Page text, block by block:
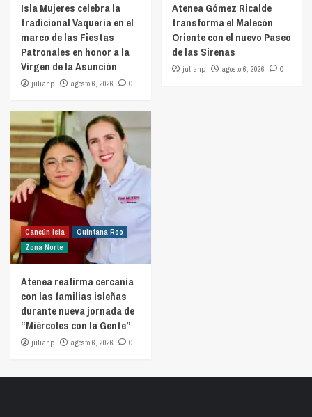
Isla Mujeres celebra la
tradicional Vaquería en el
marco de las Fiestas
Patronales en honor a la
Virgen de la Asunción
julianp agosto 6, 2026 0
Atenea Gómez Ricalde
transforma el Malecón
Oriente con el nuevo Paseo
de las Sirenas
julianp agosto 6, 2026 0
Cancún isla
Quintana Roo
Zona Norte
Atenea reafirma cercanía
con las familias isleñas
durante nueva jornada de
“Miércoles con la Gente”
julianp agosto 6, 2026 0